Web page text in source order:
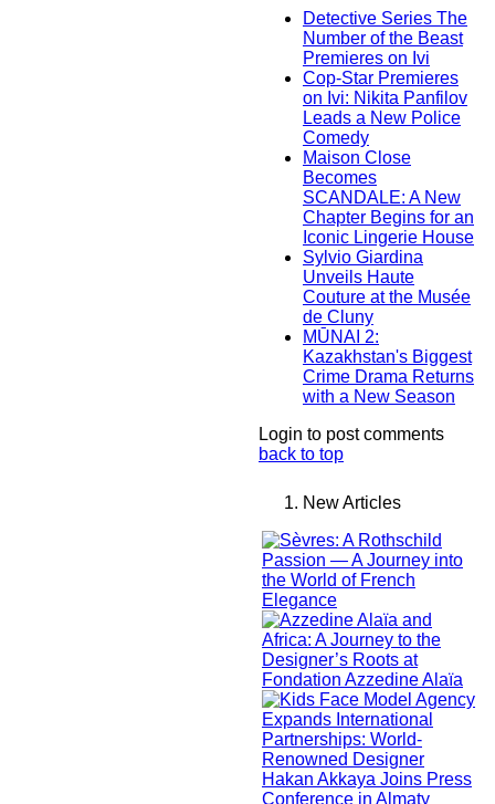
Detective Series The
Number of the Beast
Premieres on Ivi
Cop-Star Premieres
on Ivi: Nikita Panfilov
Leads a New Police
Comedy
Maison Close
Becomes
SCANDALE: A New
Chapter Begins for an
Iconic Lingerie House
Sylvio Giardina
Unveils Haute
Couture at the Musée
de Cluny
MŪNAI 2:
Kazakhstan's Biggest
Crime Drama Returns
with a New Season
Login to post comments
back to top
New Articles